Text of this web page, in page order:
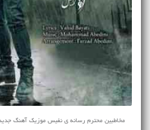
مخاطبین محترم رسانه ی نفیس موزیک آهنگ